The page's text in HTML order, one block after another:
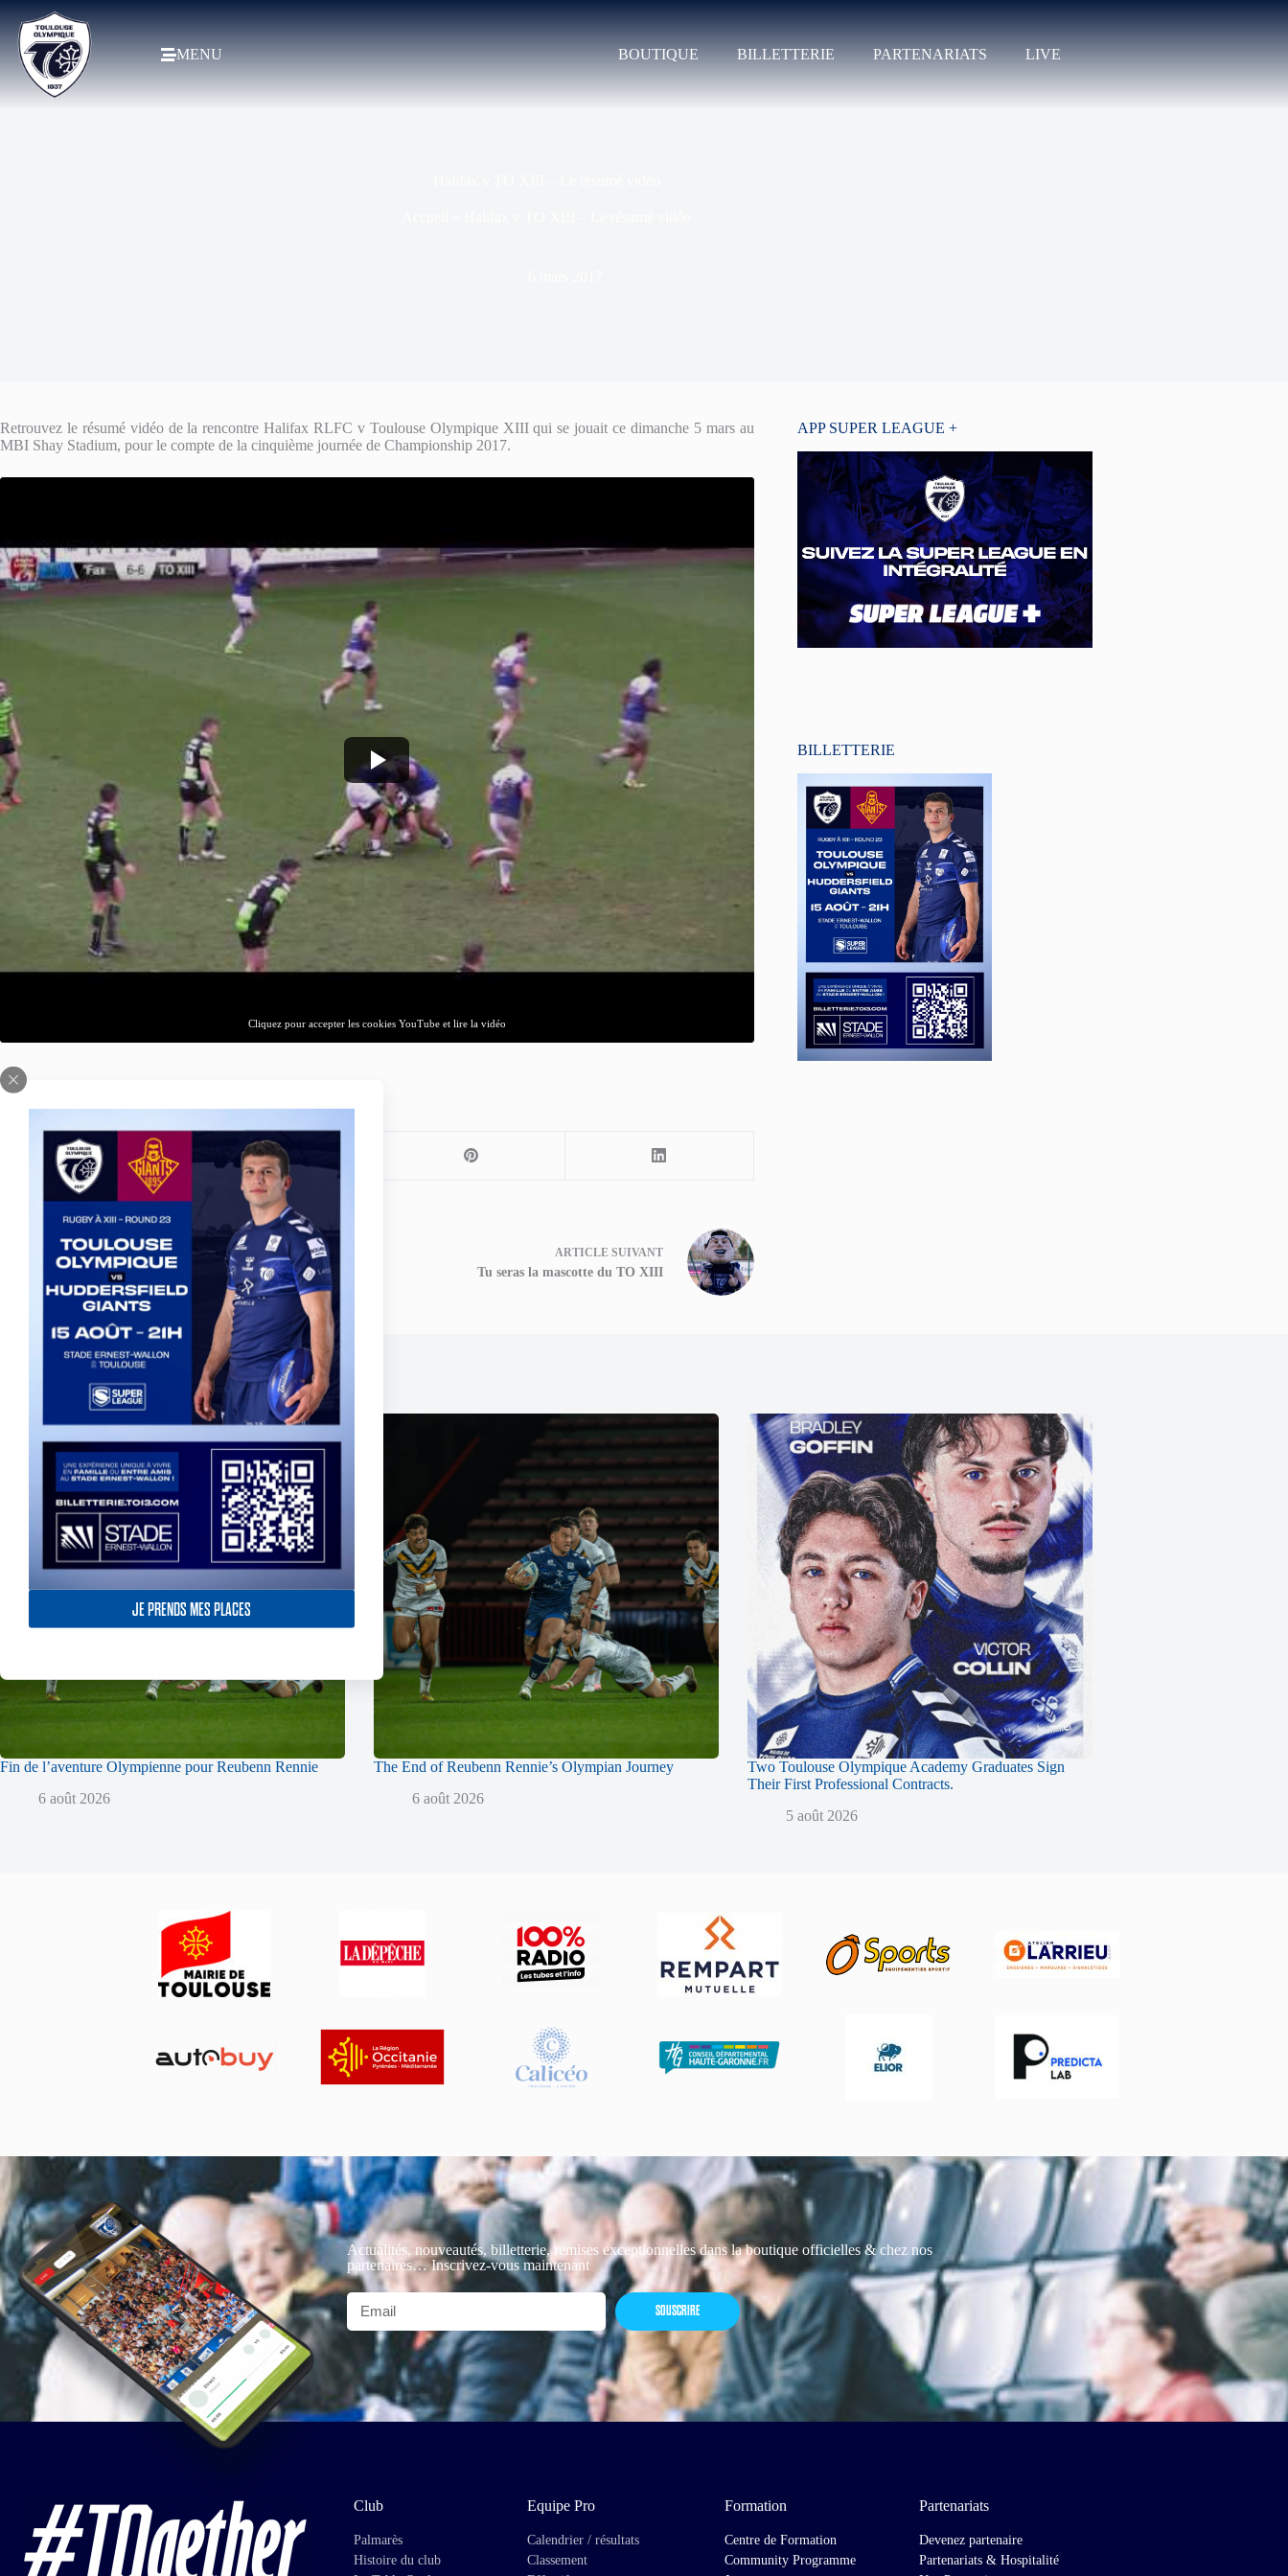
JE PRENDS MES PLACES
MENU BOUTIQUE BILLETTERIE PARTENARIATS LIVE
Retrouvez le résumé vidéo de la rencontre Halifax RLFC v Toulouse Olympique XIII qui se jouait ce dimanche 5 mars au
MBI Shay Stadium, pour le compte de la cinquième journée de Championship 2017.
Cliquez pour accepter les cookies YouTube et lire la vidéo
ARTICLEPRÉCÉDENT
Halifax vs TO - Les Toulousains en costaud
ARTICLESUIVANT
Tu seras la mascotte du TO XIII
APP SUPER LEAGUE +
BILLETTERIE
Publications similaires
Fin de l’aventure Olympienne pour Reubenn Rennie
6 août 2026
The End of Reubenn Rennie’s Olympian Journey
6 août 2026
Two Toulouse Olympique Academy Graduates Sign
Their First Professional Contracts.
5 août 2026
Actualités, nouveautés, billetterie, remises exceptionnelles dans la boutique officielles & chez nos
partenaires… Inscrivez-vous maintenant
SOUSCRIRE
Club
Palmarès
Histoire du club
Equipe Pro
Calendrier / résultats
Classement
Formation
Centre de Formation
Community Programme
Partenariats
Devenez partenaire
Partenariats & Hospitalité